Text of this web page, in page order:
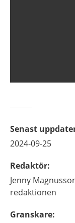
Senast
2024-09-25
Redaktör:
Jenny
redaktionen
Granskare: